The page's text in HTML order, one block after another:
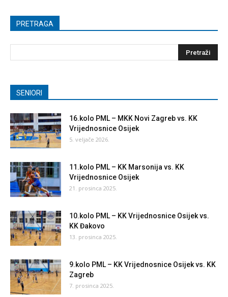
PRETRAGA
SENIORI
16.kolo PML – MKK Novi Zagreb vs. KK
Vrijednosnice Osijek
5. veljače 2026.
11.kolo PML – KK Marsonija vs. KK
Vrijednosnice Osijek
21. prosinca 2025.
10.kolo PML – KK Vrijednosnice Osijek vs.
KK Đakovo
13. prosinca 2025.
9.kolo PML – KK Vrijednosnice Osijek vs. KK
Zagreb
7. prosinca 2025.